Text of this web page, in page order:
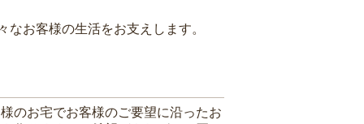
お客様の生活をお支えします。
のお宅でお客様のご要望に沿ったお